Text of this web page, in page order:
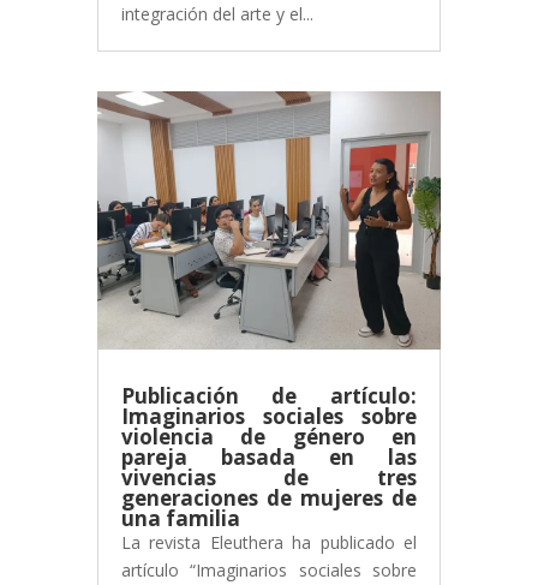
integración del arte y el...
Publicación de artículo:
Imaginarios sociales sobre
violencia de género en
pareja basada en las
vivencias de tres
generaciones de mujeres de
una familia
La revista Eleuthera ha publicado el
artículo “Imaginarios sociales sobre